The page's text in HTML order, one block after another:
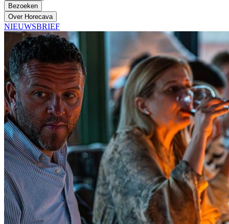
Bezoeken
Over Horecava
NIEUWSBRIEF